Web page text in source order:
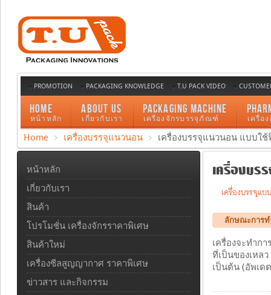
PROMOTION PACKAGING KNOWLEDGE T.U PACK VIDEO
HOME
หน้าหลัก
ABOUT US
เกี่ยวกับเรา
PACKAGING MACHINE
เครื่องจักรบรรจุภัณฑ์ เครื่อ
Home เครื่องบรรจุแนวนอน เครื่องบรรจุแนวนอน แบบใ
เครื่องบร
เครื่องบรรจุแบบ
ลักษณะการท
เครื่องจะทำก
ที่เป็นของเหล
เป็นต้น (อัพเด
หน้าหลัก
เกี่ยวกับเรา
สินค้า
โปรโมชั่น เครื่องจักรราคาพิเศษ
สินค้าใหม่
เครื่องซีลสูญญากาศ ราคาพิเศษ
ข่าวสาร และกิจกรรม